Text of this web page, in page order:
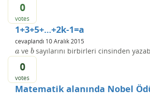
0
votes
1+3+5+...+2k-1=a
cevaplandı 10 Aralık 2015
a
ave b
bsayılarını birbirleri cinsinden
0
votes
Matematik alanında Nobel